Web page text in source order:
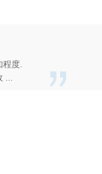
程度.